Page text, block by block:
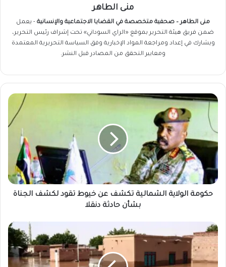
منى الطاهر
منى الطاهر – صحفية متخصصة في القضايا الاجتماعية والإنسانية - يعمل
ضمن فريق هيئة التحرير بموقع «الراي السوداني» تحت إشراف رئيس التحرير،
ويشارك في إعداد ومراجعة المواد الإخبارية وفق السياسة التحريرية المعتمدة
ومعايير التحقق من المصادر قبل النشر.
حكومة
الولاية
الشمالية
تكشف
عن
خيوط
تقود
لكشف
الجناة
بشأن
حكومة الولاية الشمالية تكشف عن خيوط تقود لكشف الجناة
بشأن حادثة دنقلا
خريف
السودان..
رعود
عنيفة